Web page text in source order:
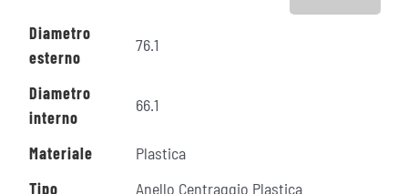
Diametro
esterno
76.1
Diametro
interno
66.1
Materiale
Plastica
Tipo
Anello Centraggio Plastica